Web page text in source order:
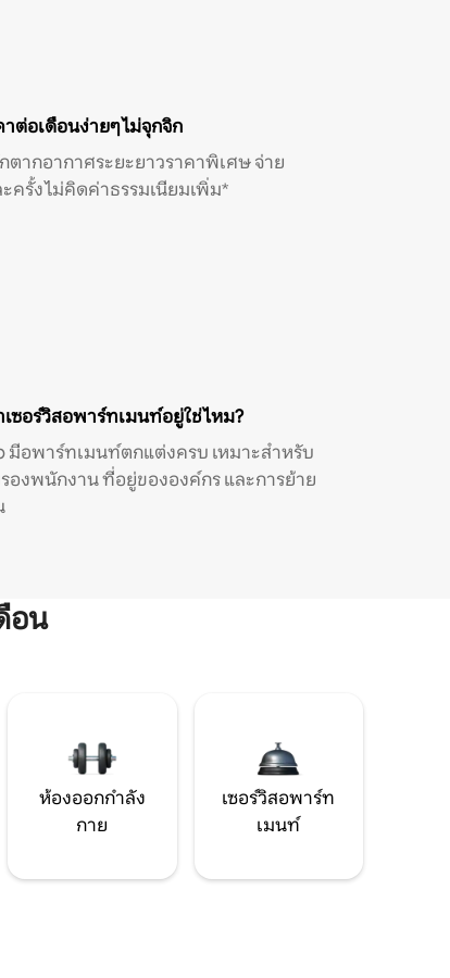
ต่อเดือนง่ายๆ ไม่จุกจิก
ากอากาศระยะยาวราคาพิเศษ จ่าย
ครั้ง ไม่คิดค่าธรรมเนียมเพิ่ม*
ซอร์วิสอพาร์ทเมนท์อยู่ใช่ไหม?
มีอพาร์ทเมนท์ตกแต่งครบ เหมาะสำหรับ
องพนักงาน ที่อยู่ขององค์กร และการย้าย
อน
ห้องออกกำลัง
กาย
เซอร์วิสอพาร์ท
เมนท์